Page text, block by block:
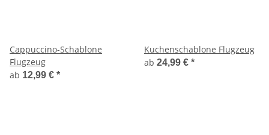
Cappuccino-Schablone
Flugzeug
ab 12,99 € *
Kuchenschablone Flugzeug
ab 24,99 € *